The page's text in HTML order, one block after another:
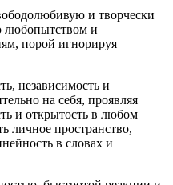
и творчески
любопытством и
порой игнорируя
независимость и
на себя, проявляя
и открытость в любом
личное пространство,
в словах и